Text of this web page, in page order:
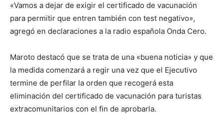
«Vamos a dejar de exigir el certificado de vacunación
para permitir que entren también con test negativo»,
agregó en declaraciones a la radio española Onda Cero.
Maroto destacó que se trata de una «buena noticia» y que
la medida comenzará a regir una vez que el Ejecutivo
termine de perfilar la orden que recogerá esta
eliminación del certificado de vacunación para turistas
extracomunitarios con el fin de aprobarla.